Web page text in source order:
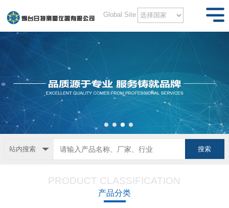
Global Site
站内搜索
PRODUCT CLASSIFICATION
产品分类